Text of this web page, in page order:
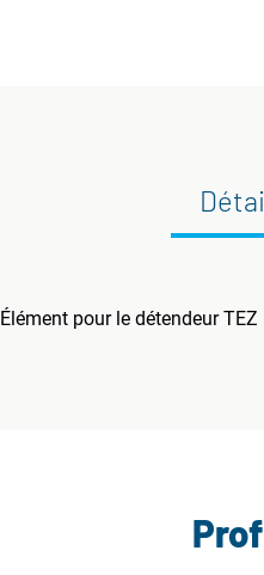
Élément pour le détendeur TEZ